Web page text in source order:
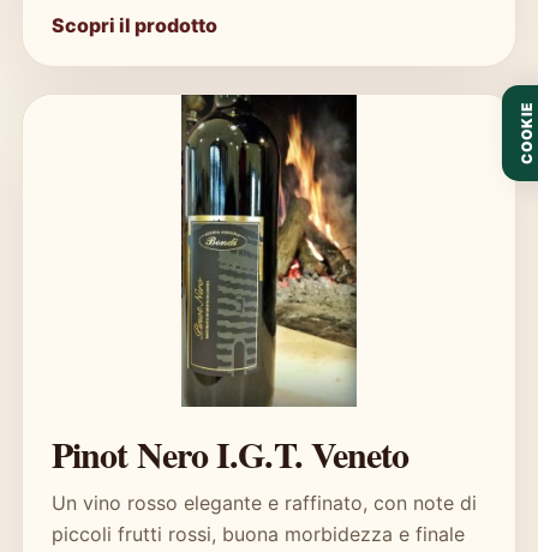
Scopri il prodotto
Pinot Nero I.G.T. Veneto
Un vino rosso elegante e raffinato, con note di
piccoli frutti rossi, buona morbidezza e finale
COOKIE